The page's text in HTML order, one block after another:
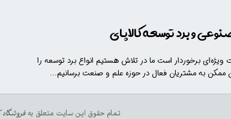
تمام حقوق این سایت متعلق بهفروشگاه
و برد توسعه کالاپای
ویژه‌ای برخوردار است ما در تلاش هستیم انواع برد توسعه را
ممکن به مشتریان فعال در حوزه علم و صنعت برسانیم...